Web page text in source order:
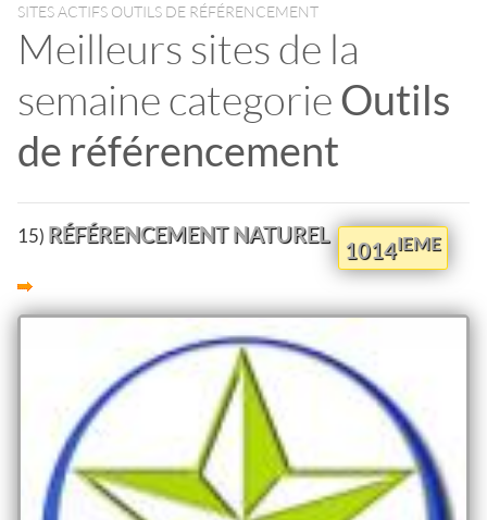
SITES ACTIFS OUTILS DE RÉFÉRENCEMENT
Meilleurs sites de la
semaine categorieOutils
de référencement
15) RÉFÉRENCEMENT NATUREL
1014IEME